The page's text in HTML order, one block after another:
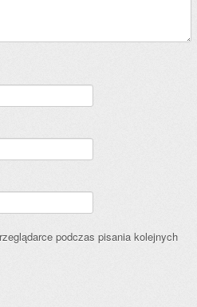
podczas pisania kolejnych